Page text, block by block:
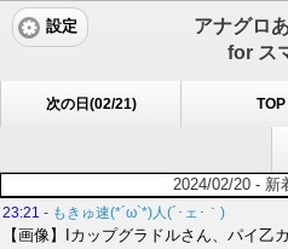
アナグロ
for ス
設定
次の日(02/21) TOP
2024/02/20 - 新
23:21 - もきゅ速(*´ω`*)人(´･ェ･｀)
【画像】Iカップグラドルさん、パイ乙